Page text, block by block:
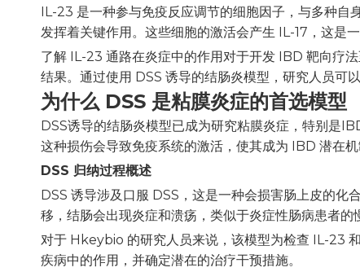
IL-23 是一种参与免疫反应调节的细胞因子，与多种
发挥着关键作用。这些细胞的激活会产生 IL-17，这是
了解 IL-23 通路在炎症中的作用对于开发 IBD 靶向疗
结果。通过使用 DSS 诱导的结肠炎模型，研究人员可
为什么 DSS 是粘膜炎症的首选模型
DSS诱导的结肠炎模型已成为研究粘膜炎症，特别是
这种损伤会导致免疫系统的激活，使其成为 IBD 潜在机
DSS 归纳过程概述
DSS 诱导涉及口服 DSS，这是一种会损害肠上皮的化
移，结肠会出现炎症和溃疡，类似于炎症性肠病患者的
对于 Hkeybio 的研究人员来说，该模型为检查 IL-23
疾病中的作用，并确定潜在的治疗干预措施。